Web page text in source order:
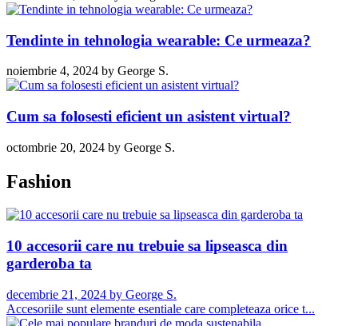
Tendinte in tehnologia wearable: Ce urmeaza?
noiembrie 4, 2024 by George S.
Cum sa folosesti eficient un asistent virtual?
octombrie 20, 2024 by George S.
Fashion
10 accesorii care nu trebuie sa lipseasca din
garderoba ta
decembrie 21, 2024 by George S.
Accesoriile sunt elemente esentiale care completeaza orice t...